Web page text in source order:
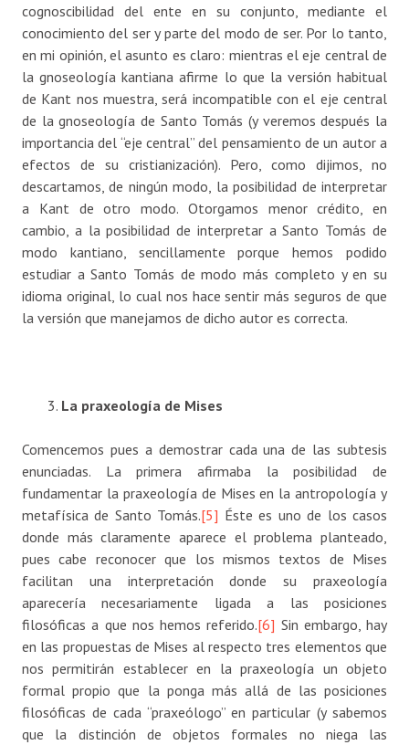
cognoscibilidad del ente en su conjunto, mediante el
conocimiento del ser y parte del modo de ser. Por lo tanto,
en mi opinión, el asunto es claro: mientras el eje central de
la gnoseología kantiana afirme lo que la versión habitual
de Kant nos muestra, será incompatible con el eje central
de la gnoseología de Santo Tomás (y veremos después la
importancia del “eje central” del pensamiento de un autor a
efectos de su cristianización). Pero, como dijimos, no
descartamos, de ningún modo, la posibilidad de interpretar
a Kant de otro modo. Otorgamos menor crédito, en
cambio, a la posibilidad de interpretar a Santo Tomás de
modo kantiano, sencillamente porque hemos podido
estudiar a Santo Tomás de modo más completo y en su
idioma original, lo cual nos hace sentir más seguros de que
la versión que manejamos de dicho autor es correcta.
La praxeología de Mises
Comencemos pues a demostrar cada una de las subtesis
enunciadas. La primera afirmaba la posibilidad de
fundamentar la praxeología de Mises en la antropología y
metafísica de Santo Tomás.[5] Éste es uno de los casos
donde más claramente aparece el problema planteado,
pues cabe reconocer que los mismos textos de Mises
facilitan una interpretación donde su praxeología
aparecería necesariamente ligada a las posiciones
filosóficas a que nos hemos referido.[6] Sin embargo, hay
en las propuestas de Mises al respecto tres elementos que
nos permitirán establecer en la praxeología un objeto
formal propio que la ponga más allá de las posiciones
filosóficas de cada “praxeólogo” en particular (y sabemos
que la distinción de objetos formales no niega las